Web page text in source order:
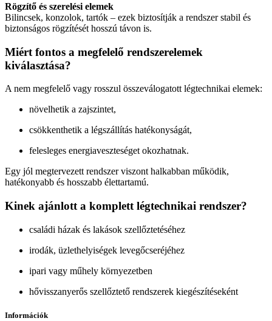
Rögzítő és szerelési elemek
Bilincsek, konzolok, tartók – ezek biztosítják a rendszer stabil és
biztonságos rögzítését hosszú távon is.
Miért fontos a megfelelő rendszerelemek
kiválasztása?
A nem megfelelő vagy rosszul összeválogatott légtechnikai elemek:
növelhetik a zajszintet,
csökkenthetik a légszállítás hatékonyságát,
felesleges energiaveszteséget okozhatnak.
Egy jól megtervezett rendszer viszont halkabban működik,
hatékonyabb és hosszabb élettartamú.
Kinek ajánlott a komplett légtechnikai rendszer?
családi házak és lakások szellőztetéséhez
irodák, üzlethelyiségek levegőcseréjéhez
ipari vagy műhely környezetben
hővisszanyerős szellőztető rendszerek kiegészítéseként
Információk